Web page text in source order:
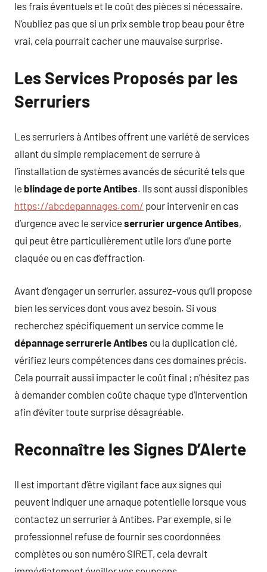
les frais éventuels et le coût des pièces si nécessaire.
N’oubliez pas que si un prix semble trop beau pour être
vrai, cela pourrait cacher une mauvaise surprise.
Les Services Proposés par les
Serruriers
Les serruriers à Antibes offrent une variété de services
allant du simple remplacement de serrure à
l’installation de systèmes avancés de sécurité tels que
le blindage de porte Antibes. Ils sont aussi disponibles
https://abcdepannages.com/ pour intervenir en cas
d’urgence avec le service serrurier urgence Antibes,
qui peut être particulièrement utile lors d’une porte
claquée ou en cas d’effraction.
Avant d’engager un serrurier, assurez-vous qu’il propose
bien les services dont vous avez besoin. Si vous
recherchez spécifiquement un service comme le
dépannage serrurerie Antibes ou la duplication clé,
vérifiez leurs compétences dans ces domaines précis.
Cela pourrait aussi impacter le coût final ; n’hésitez pas
à demander combien coûte chaque type d’intervention
afin d’éviter toute surprise désagréable.
Reconnaître les Signes D’Alerte
Il est important d’être vigilant face aux signes qui
peuvent indiquer une arnaque potentielle lorsque vous
contactez un serrurier à Antibes. Par exemple, si le
professionnel refuse de fournir ses coordonnées
complètes ou son numéro SIRET, cela devrait